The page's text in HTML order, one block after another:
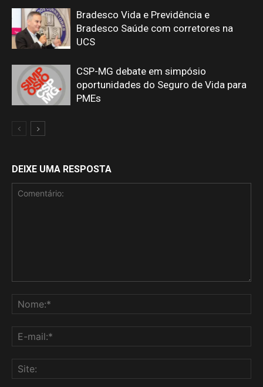
Bradesco Vida e Previdência e
Bradesco Saúde com corretores na
UCS
CSP-MG debate em simpósio
oportunidades do Seguro de Vida para
PMEs
DEIXE UMA RESPOSTA